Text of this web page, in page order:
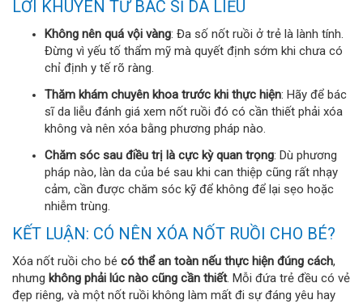
LỜI KHUYÊN TỪ BÁC SĨ DA LIỄU
Không nên quá vội vàng: Đa số nốt ruồi ở trẻ là lành tính.
Đừng vì yếu tố thẩm mỹ mà quyết định sớm khi chưa có
chỉ định y tế rõ ràng.
Thăm khám chuyên khoa trước khi thực hiện: Hãy để bác
sĩ da liễu đánh giá xem nốt ruồi đó có cần thiết phải xóa
không và nên xóa bằng phương pháp nào.
Chăm sóc sau điều trị là cực kỳ quan trọng: Dù phương
pháp nào, làn da của bé sau khi can thiệp cũng rất nhạy
cảm, cần được chăm sóc kỹ để không để lại sẹo hoặc
nhiễm trùng.
KẾT LUẬN: CÓ NÊN XÓA NỐT RUỒI CHO BÉ?
Xóa nốt ruồi cho bé có thể an toàn nếu thực hiện đúng cách,
nhưng không phải lúc nào cũng cần thiết. Mỗi đứa trẻ đều có vẻ
đẹp riêng, và một nốt ruồi không làm mất đi sự đáng yêu hay